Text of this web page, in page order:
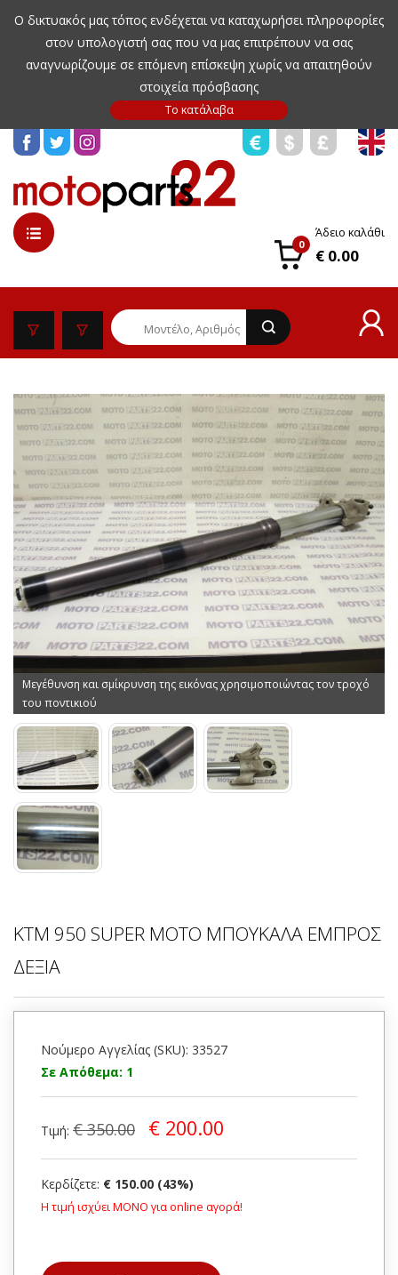
Ο δικτυακός μας τόπος ενδέχεται να καταχωρήσει πληροφορίες
στον υπολογιστή σας που να μας επιτρέπουν να σας
αναγνωρίζουμε σε επόμενη επίσκεψη χωρίς να απαιτηθούν
στοιχεία πρόσβασης
0
Άδειο καλάθι
€ 0.00
Μεγέθυνση και σμίκρυνση της εικόνας χρησιμοποιώντας τον τροχό
του ποντικιού
KTM 950 SUPER MOTO ΜΠΟΥΚΑΛΑ ΕΜΠΡΟΣ
ΔΕΞΙΑ
Νούμερο Αγγελίας (SKU): 33527
Σε Απόθεμα: 1
Τιμή: € 350.00 € 200.00
Κερδίζετε: € 150.00 (43%)
Η τιμή ισχύει ΜΟΝΟ για online αγορά!